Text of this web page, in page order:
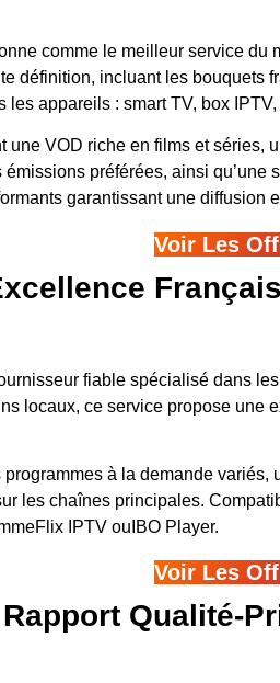
comme le meilleur service du
définition, incluant les bouquets
les appareils : smart TV, box
une VOD riche en films et séries,
émissions préférées, ainsi
garantissant une diffusion
Voir Les
fiable spécialisé dans
locaux, ce service propose une
programmes à la demande
les chaînes principales.
IPTV ouIBO Player.
Voir Les
Qualité-